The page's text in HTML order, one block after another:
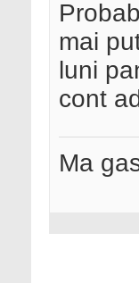
mai
luni
cont
Ma